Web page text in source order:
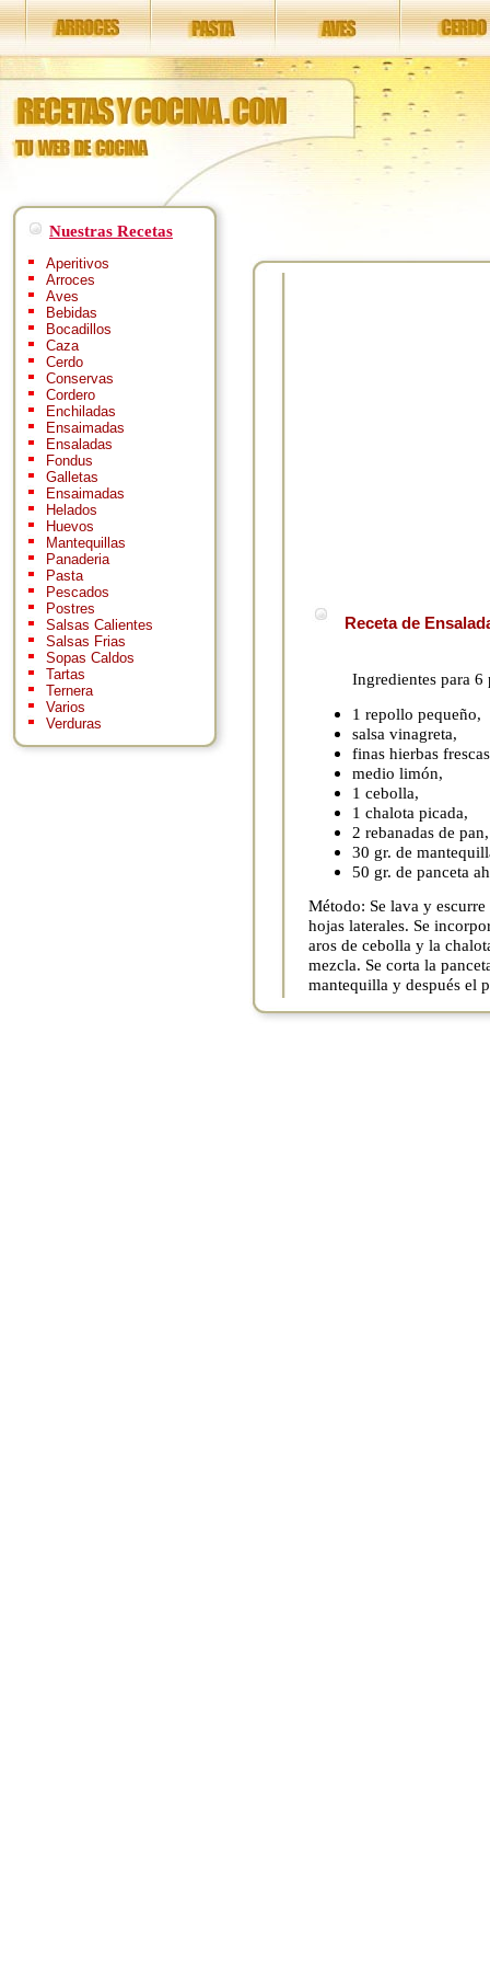
Nuestras Recetas
Aperitivos
Arroces
Aves
Bebidas
Bocadillos
Caza
Cerdo
Conservas
Cordero
Enchiladas
Ensaimadas
Ensaladas
Fondus
Galletas
Ensaimadas
Helados
Huevos
Mantequillas
Panaderia
Pasta
Pescados
Postres
Salsas Calientes
Salsas Frias
Sopas Caldos
Tartas
Ternera
Varios
Verduras
Receta de
Ingredientes para 6
1 repollo pequeño,
salsa vinagreta,
finas hierbas
medio limón,
1 cebolla,
1 chalota picada,
2 rebanadas de pan,
30 gr. de
50 gr. de panceta
Método: Se lava y
hojas laterales. Se
aros de cebolla y la
mezcla. Se corta la
mantequilla y después el